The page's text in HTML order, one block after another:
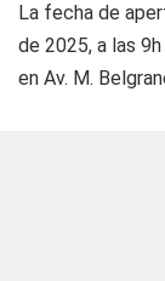
La fecha de
de 2025, a las
en Av. M.